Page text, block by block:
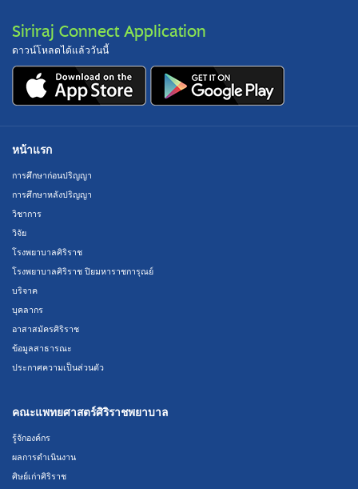
Siriraj Connect Application
ดาวน์โหลดได้แล้ววันนี้
หน้าแรก
การศึกษาก่อนปริญญา
การศึกษาหลังปริญญา
วิชาการ
วิจัย
โรงพยาบาลศิริราช
โรงพยาบาลศิริราช ปิยมหาราชการุณย์
บริจาค
บุคลากร
อาสาสมัครศิริราช
ข้อมูลสาธารณะ
ประกาศความเป็นส่วนตัว
คณะแพทยศาสตร์ศิริราชพยาบาล
รู้จักองค์กร
ผลการดำเนินงาน
ศิษย์เก่าศิริราช